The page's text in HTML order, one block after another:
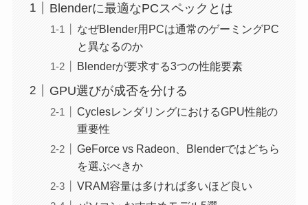
Blenderに最適なPCスペックとは
なぜBlender用PCは通常のゲーミングPC
と異なるのか
Blenderが要求する3つの性能要素
GPU選びが成否を分ける
CyclesレンダリングにおけるGPU性能の
重要性
GeForce vs Radeon、Blenderではどちら
を選ぶべきか
VRAM容量は多ければ多いほど良い